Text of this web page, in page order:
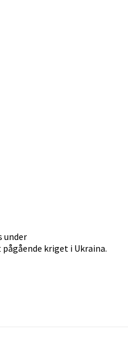
under
kriget i Ukraina.